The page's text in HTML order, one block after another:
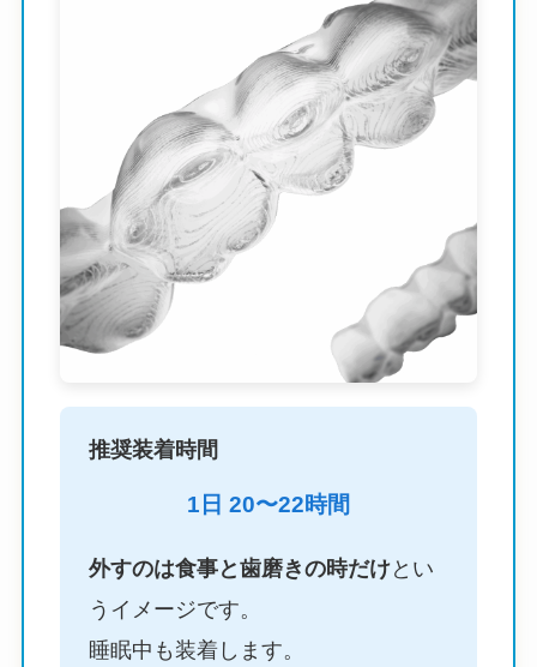
推奨装着時間
1日 20〜22時間
外すのは食事と歯磨きの時だけとい
うイメージです。
睡眠中も装着します。